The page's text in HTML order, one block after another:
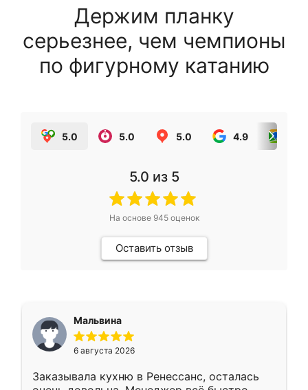
Держим планку
серьезнее, чем чемпионы
по фигурному катанию
5.0 5.0 5.0 4.9
5.0 из 5
На основе 945оценок
Оставить отзыв
Мальвина
6 августа 2026
Заказывала кухню в Ренессанс, осталась